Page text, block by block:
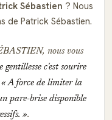
Sébastien ? Nous
de Patrick Sébastien.
, nous vous
c'est sourire
A force de limiter la
pare-brise disponible
.